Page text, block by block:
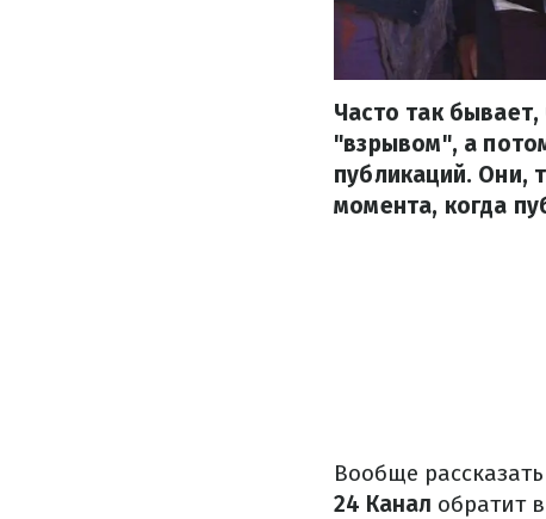
Часто так
"взрывом", а
публикаций. Они,
момента, когда
Вообще
24 Канал обратит